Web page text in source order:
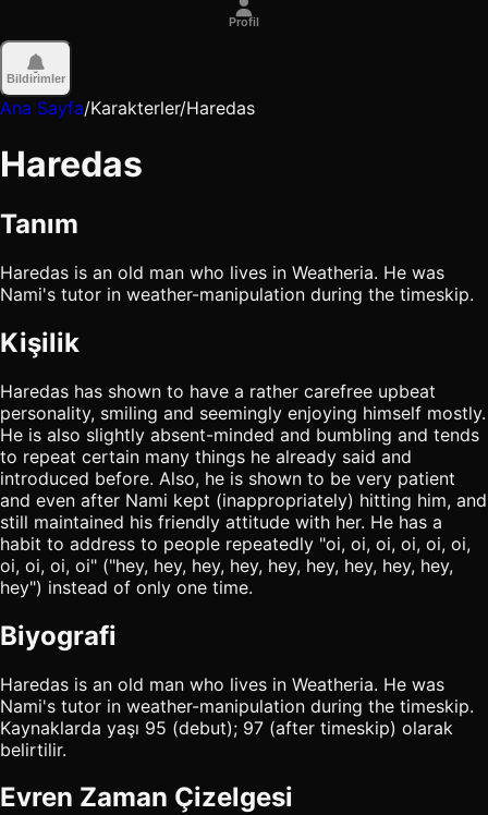
Profil
Bildirimler
Ana Sayfa/Karakterler/Haredas
Haredas
Tanım
Haredas is an old man who lives in Weatheria. He was
Nami's tutor in weather-manipulation during the timeskip.
Kişilik
Haredas has shown to have a rather carefree upbeat
personality, smiling and seemingly enjoying himself mostly.
He is also slightly absent-minded and bumbling and tends
to repeat certain many things he already said and
introduced before. Also, he is shown to be very patient
and even after Nami kept (inappropriately) hitting him, and
still maintained his friendly attitude with her. He has a
habit to address to people repeatedly "oi, oi, oi, oi, oi, oi,
oi, oi, oi, oi" ("hey, hey, hey, hey, hey, hey, hey, hey, hey,
hey") instead of only one time.
Biyografi
Haredas is an old man who lives in Weatheria. He was
Nami's tutor in weather-manipulation during the timeskip.
Kaynaklarda yaşı 95 (debut); 97 (after timeskip) olarak
belirtilir.
Evren Zaman Çizelgesi